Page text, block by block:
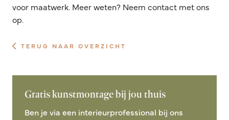
voor maatwerk. Meer weten? Neem contact met ons
op.
TERUG NAAR OVERZICHT
Gratis kunstmontage bij jou thuis
Ben je via een interieurprofessional bij ons